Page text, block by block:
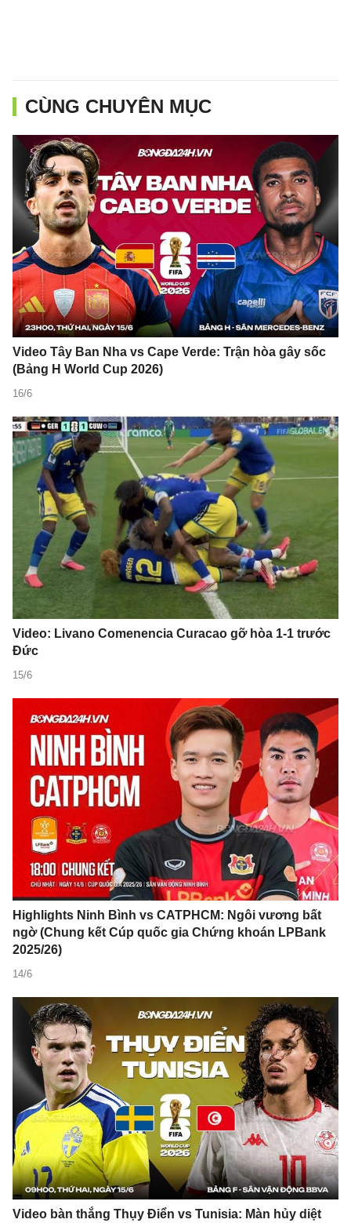
CÙNG CHUYÊN MỤC
Video Tây Ban Nha vs Cape Verde: Trận hòa gây sốc
(Bảng H World Cup 2026)
16/6
Video: Livano Comenencia Curacao gỡ hòa 1-1 trước
Đức
15/6
Highlights Ninh Bình vs CATPHCM: Ngôi vương bất
ngờ (Chung kết Cúp quốc gia Chứng khoán LPBank
2025/26)
14/6
Video bàn thắng Thụy Điển vs Tunisia: Màn hủy diệt